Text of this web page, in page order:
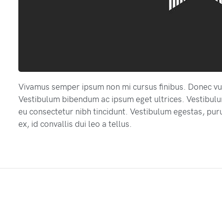
Vivamus semper ipsum non mi cursus finibus. Donec
Vestibulum bibendum ac ipsum eget ultrices.
eu consectetur nibh tincidunt. Vestibulum egestas,
ex, id convallis dui leo a tellus.